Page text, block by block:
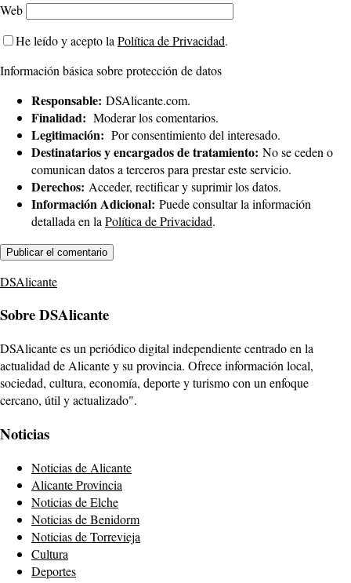
Web
He leído y acepto la Política de Privacidad.
Información básica sobre protección de datos
Responsable: DSAlicante.com.
Finalidad: Moderar los comentarios.
Legitimación: Por consentimiento del interesado.
Destinatarios y encargados de tratamiento: No se ceden o
comunican datos a terceros para prestar este servicio.
Derechos: Acceder, rectificar y suprimir los datos.
Información Adicional: Puede consultar la información
detallada en la Política de Privacidad.
DSAlicante
Sobre DSAlicante
DSAlicante es un periódico digital independiente centrado en la
actualidad de Alicante y su provincia. Ofrece información local,
sociedad, cultura, economía, deporte y turismo con un enfoque
cercano, útil y actualizado".
Noticias
Noticias de Alicante
Alicante Provincia
Noticias de Elche
Noticias de Benidorm
Noticias de Torrevieja
Cultura
Deportes